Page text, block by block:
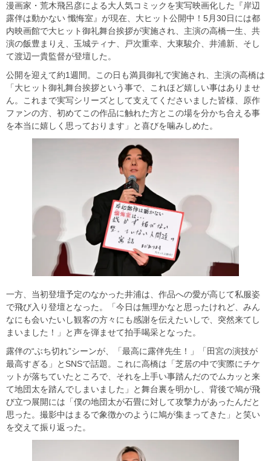
漫画家・荒木飛呂彦による大人気コミックを実写映画化した『岸辺
露伴は動かない 懺悔室』が現在、大ヒット公開中！5月30日には都
内映画館で大ヒット御礼舞台挨拶が実施され、主演の高橋一生、共
演の飯豊まりえ、玉城ティナ、戸次重幸、大東駿介、井浦新、そし
て渡辺一貴監督が登壇した。
公開を迎えて約1週間。この日も満員御礼で実施され、主演の高橋は
「大ヒット御礼舞台挨拶という事で、これほど嬉しい事はありませ
ん。これまで実写シリーズとして支えてくださいました皆様、原作
ファンの方、初めてこの作品に触れた方とこの場を分かち合える事
を本当に嬉しく思っております」と喜びを噛みしめた。
一方、当初登壇予定のなかった井浦は、作品への愛が高じて私服姿
で飛び入り登壇となった。「今日は無理かなと思ったけれど、みん
なにも会いたいし観客の方々にも感謝を伝えたいしで、突然来てし
まいました！」と声を弾ませて拍手喝采となった。
露伴の“ぶち切れ”シーンが、「最高に露伴先生！」「田宮の演技が
最高すぎる」とSNSで話題。これに高橋は「芝居の中で実際にチケ
ットが落ちていたところで、それを上手い事踏んだのでムカッと来
て地団太を踏んでしまいました」と舞台裏を明かし、背後で鳩が飛
び立つ展開には「僕の地団太が石畳に対して攻撃力があったんだと
思った。撮影中はまるで象徴かのように鳩が集まってきた」と笑い
を交えて振り返った。